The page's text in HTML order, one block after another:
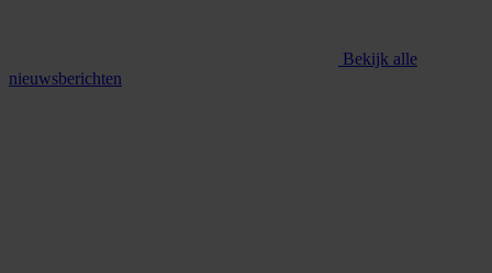
Bekijk alle
nieuwsberichten